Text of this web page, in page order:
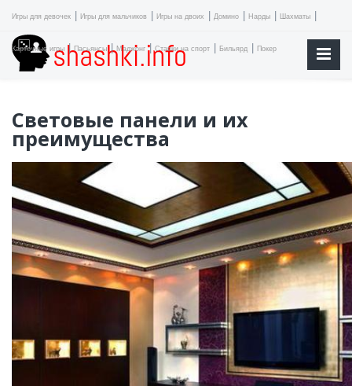
Игры для девочек Игры для мальчиков Игры на двоих Домино Нарды Шахматы
Карточные игры |Пасьянсы | Маджонг |Ставки на спорт Бильярд Покер
Световые панели и их
преимущества